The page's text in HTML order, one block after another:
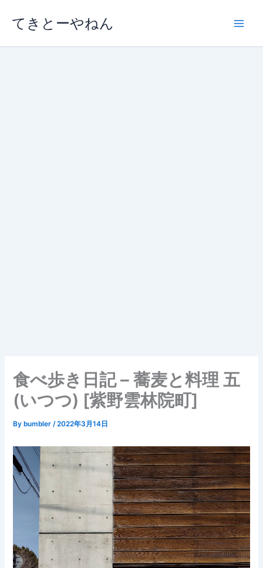
ス
てきとーやねん
食べ歩き日記 – 蕎麦と料理 五
(いつつ) [紫野雲林院町]
By bumbler/2022年3月14日